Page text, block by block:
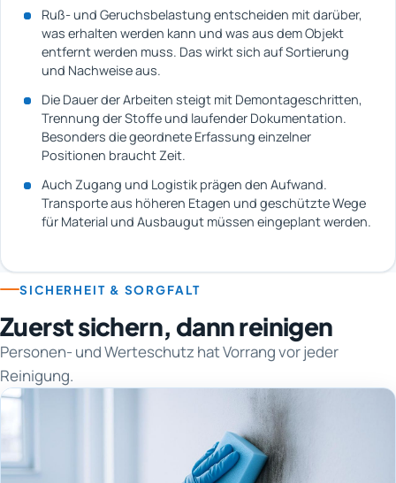
Ruß- und Geruchsbelastung entscheiden mit darüber,
was erhalten werden kann und was aus dem Objekt
entfernt werden muss. Das wirkt sich auf Sortierung
und Nachweise aus.
Die Dauer der Arbeiten steigt mit Demontageschritten,
Trennung der Stoffe und laufender Dokumentation.
Besonders die geordnete Erfassung einzelner
Positionen braucht Zeit.
Auch Zugang und Logistik prägen den Aufwand.
Transporte aus höheren Etagen und geschützte Wege
für Material und Ausbaugut müssen eingeplant werden.
SICHERHEIT & SORGFALT
Zuerst sichern, dann reinigen
Personen- und Werteschutz hat Vorrang vor jeder
Reinigung.